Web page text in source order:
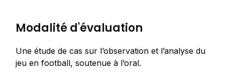
Modalité d'évaluation
Une étude de cas sur l’observation et l’analyse du
jeu en football, soutenue à l’oral.